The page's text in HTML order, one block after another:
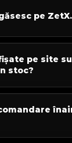
pe
pe site
stoc?